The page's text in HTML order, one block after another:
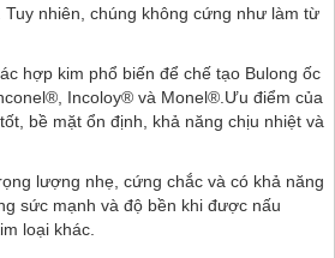
nhiên, chúng không cứng như làm từ
hợp kim phổ biến để chế tạo Bulong ốc
Incoloy® và Monel®.Ưu điểm của
bề mặt ổn định, khả năng chịu nhiệt và
lượng nhẹ, cứng chắc và có khả năng
sức mạnh và độ bền khi được nấu
loại khác.